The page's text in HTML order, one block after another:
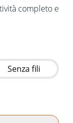
completo e
Senza fili